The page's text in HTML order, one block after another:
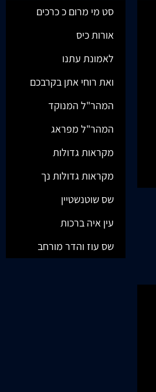
סט מי מרום כ כרכים
אורות כיס
לאמונת עתנו
ואת רוחי אתן בקרבכם
המהר"ל המנוקד
המהר"ל מפראג
מקראות גדולות
מקראות גדולות נך
שס שוטנשטיין
עין איה ברכות
שס עוז והדר מורחב